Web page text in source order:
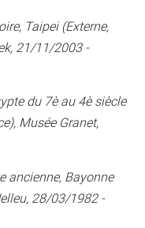
Taipei (Externe,
21/11/2003 -
du 7è au 4è siècle
Musée Granet,
ancienne, Bayonne
28/03/1982 -